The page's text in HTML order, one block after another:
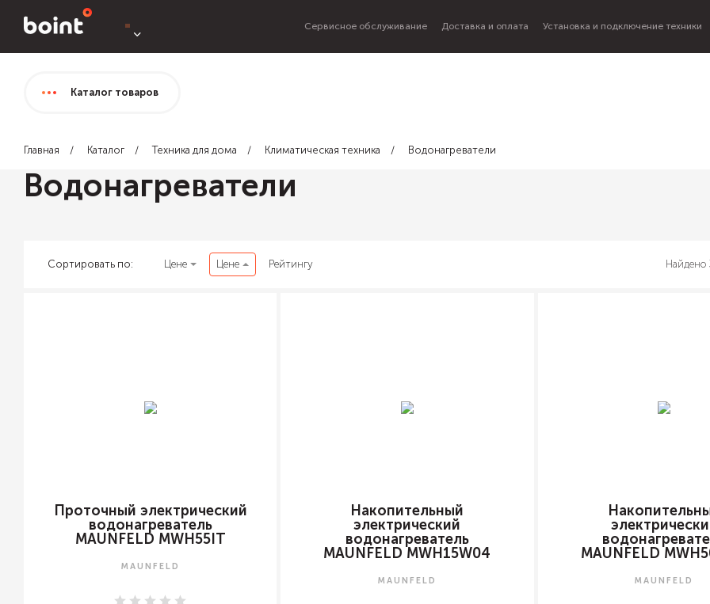
Сервисное обслуживание Доставка и оплата Установка и подключение техники
Каталог товаров
Главная Каталог Техника для дома Климатическая техника Водонагреватели
Водонагреватели
Сортировать по: Цене Цене Рейтингу Найдено
Проточный электрический
водонагреватель
MAUNFELD MWH55IT
MAUNFELD
Накопительный
электрический
водонагреватель
MAUNFELD MWH15W04
MAUNFELD
MAUNFELD
MAUNFELD